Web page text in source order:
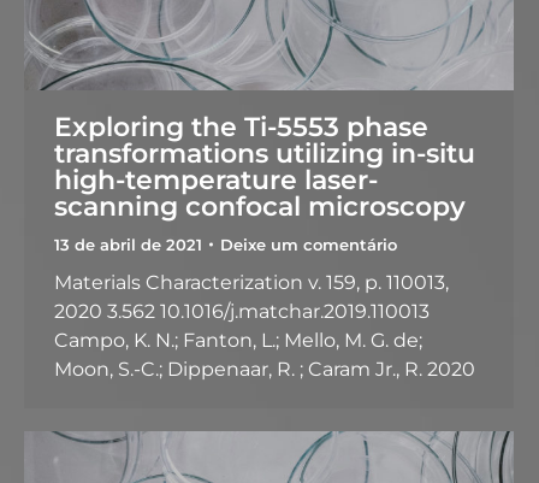
Exploring the Ti-5553 phase
transformations utilizing in-situ
high-temperature laser-
scanning confocal microscopy
13 de abril de 2021 Deixe um comentário
Materials Characterization v. 159, p. 110013,
2020 3.562 10.1016/j.matchar.2019.110013
Campo, K. N.; Fanton, L.; Mello, M. G. de;
Moon, S.-C.; Dippenaar, R. ; Caram Jr., R. 2020